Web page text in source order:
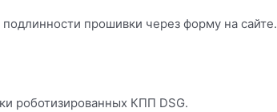
прошивки через форму на сайте.
роботизированных КПП DSG.